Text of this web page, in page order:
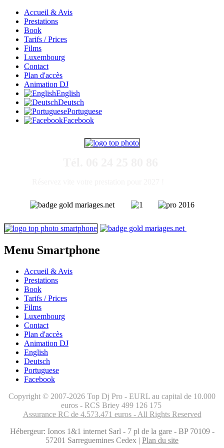
Accueil & Avis
Prestations
Book
Tarifs / Prices
Films
Luxembourg
Contact
Plan d'accès
Animation DJ
English
Deutsch
Portuguese
Facebook
Menu Smartphone
Accueil & Avis
Prestations
Book
Tarifs / Prices
Films
Luxembourg
Contact
Plan d'accès
Animation DJ
English
Deutsch
Portuguese
Facebook
Copyright © 2007-2026 Top Dj Pro - EURL au capital de 10.000
euros - RCS Briey 499 126 175
Assurance RC de 4.573.471 euros - All Rights Reserved
Hébergeur: Ionos 1&1 internet Sarl - 7 pl de la gare - BP 70109 -
57201 Sarreguemines Cedex | Plan du site